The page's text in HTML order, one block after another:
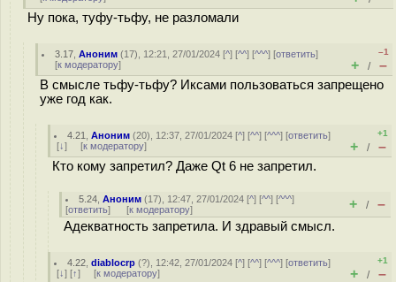
Ну пока, туфу-тьфу, не разломали
3.17 ,Аноним (17), 12:21, 27/01/2024 [^] [^^] [^^^] [ответить]
[к модератору]
–1
+ / –
В смысле тьфу-тьфу? Иксами пользоваться запрещено
уже год как.
4.21 ,Аноним (20), 12:37, 27/01/2024 [^] [^^] [^^^] [ответить]
[↓] [к модератору]
+1
+ / –
Кто кому запретил? Даже Qt 6 не запретил.
5.24 ,Аноним (17), 12:47, 27/01/2024 [^] [^^] [^^^]
[ответить] [к модератору] + / –
Адекватность запретила. И здравый смысл.
4.22 ,diablocrp (?), 12:42, 27/01/2024 [^] [^^] [^^^] [ответить]
[↓] [↑] [к модератору]
+1
+ / –